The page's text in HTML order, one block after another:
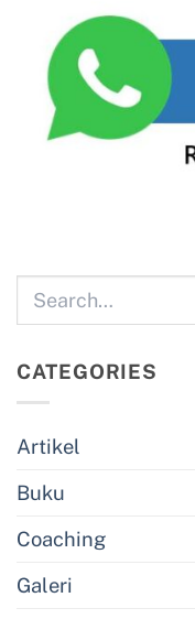
CATEGORIES
Artikel
Buku
Coaching
Galeri